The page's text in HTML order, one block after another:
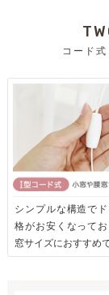
コード
シンプルな構造で
格がお安くなって
窓サイズにおすすめで